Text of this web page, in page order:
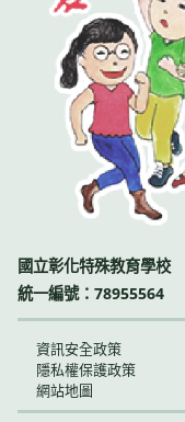
國立彰化特殊教育學校
統一編號：78955564
資訊安全政策
隱私權保護政策
網站地圖